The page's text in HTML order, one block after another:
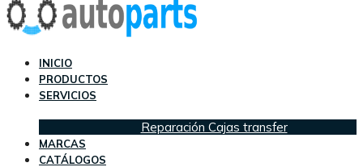
INICIO
PRODUCTOS
SERVICIOS
Reparación Cajas transfer
MARCAS
CATÁLOGOS